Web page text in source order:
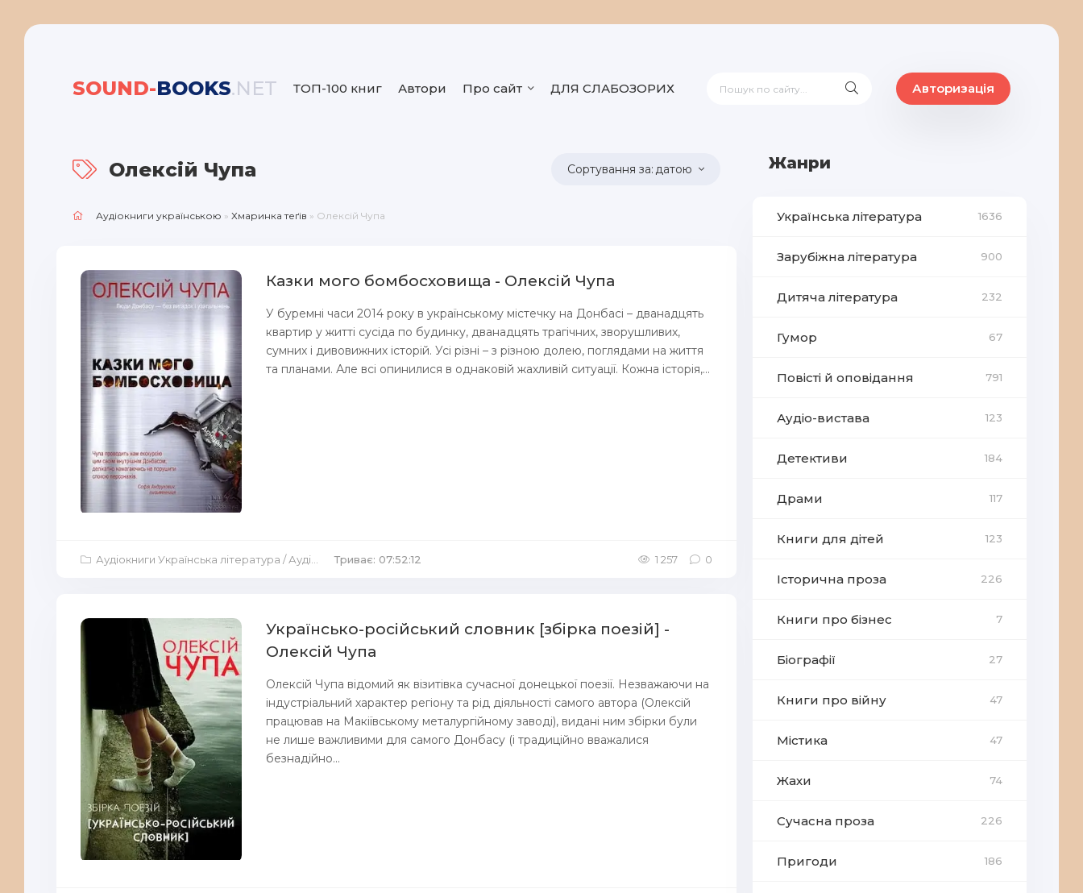
SOUND-BOOKS.NET ТОП-100 книг Автори Про сайт ДЛЯ СЛАБОЗОРИХ Авторизація
Олексій Чупа датою
Аудіокниги українською » Хмаринка теґів » Олексій Чупа
Казки мого бомбосховища - Олексій Чупа
У буремні часи 2014 року в українському містечку на Донбасі – дванадцять
квартир у житті сусіда по будинку, дванадцять трагічних, зворушливих,
сумних і дивовижних історій. Усі різні – з різною долею, поглядами на життя
та планами. Але всі опинилися в однаковій жахливій ситуації. Кожна історія,...
Аудіокниги Українська література /Аудіокниги Повісті й оповідання Триває: 07:52:12 1 257 0
Українсько-російський словник [збірка поезій] -
Олексій Чупа
Олексій Чупа відомий як візитівка сучасної донецької поезії. Незважаючи на
індустріальний характер регіону та рід діяльності самого автора (Олексій
працював на Макіївському металургійному заводі), видані ним збірки були
не лише важливими для самого Донбасу (і традиційно вважалися
безнадійно...
Жанри
Українська література 1636
Зарубіжна література 900
Дитяча література 232
Гумор 67
Повісті й оповідання 791
Аудіо-вистава 123
Детективи 184
Драми 117
Книги для дітей 123
Історична проза 226
Книги про бізнес 7
Біографії 27
Книги про війну 47
Містика 47
Жахи 74
Сучасна проза 226
Пригоди 186